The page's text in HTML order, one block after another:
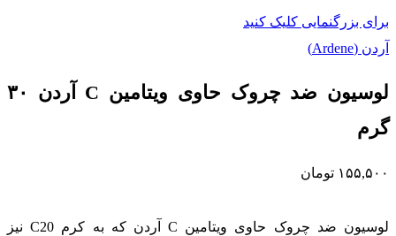
برای بزرگنمایی کلیک کنید
آردن (Ardene)
لوسیون ضد چروک حاوی ویتامین C آردن ۳۰
گرم
۱۵۵,۵۰۰ تومان
لوسیون ضد چروک حاوی ویتامین C آردن که به کرم C20 نیز